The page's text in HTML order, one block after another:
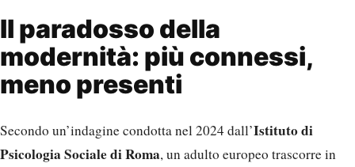
Il paradosso della
modernità: più connessi,
meno presenti
Secondo un’indagine condotta nel 2024 dall’Istituto di
Psicologia Sociale di Roma, un adulto europeo trascorre in